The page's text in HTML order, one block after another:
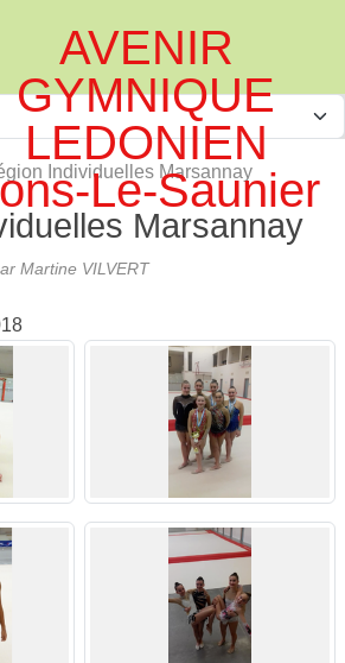
AVENIR
GYMNIQUE
LEDONIEN
Le-Saunier
Individuelles Marsannay
Marsannay
Martine VILVERT
cookies